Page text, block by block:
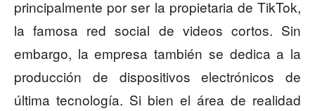
principalmente por ser la propietaria de TikTok,
la famosa red social de videos cortos. Sin
embargo, la empresa también se dedica a la
producción de dispositivos electrónicos de
última tecnología. Si bien el área de realidad